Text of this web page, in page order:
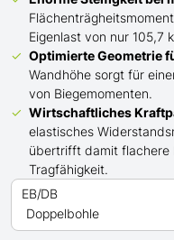
Eigenlast von nur 105,7
Optimierte Geometrie
Wandhöhe sorgt für
von Biegemomenten.
Wirtschaftliches
elastisches
übertrifft damit flachere
Tragfähigkeit.
EB/DB